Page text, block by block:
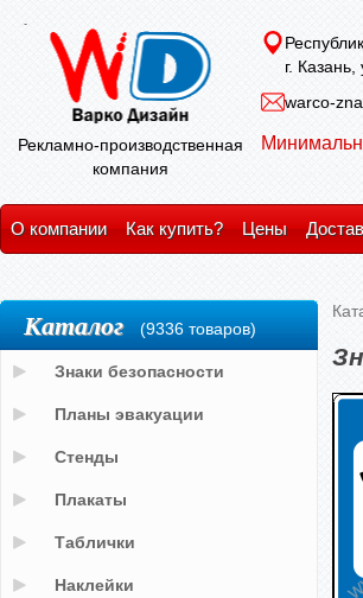
Рекламно-производственная
компания
г.
warco-
О компании Как купить? Цены
Каталог (9336 товаров)
Знаки безопасности
Планы эвакуации
Стенды
Плакаты
Таблички
Наклейки